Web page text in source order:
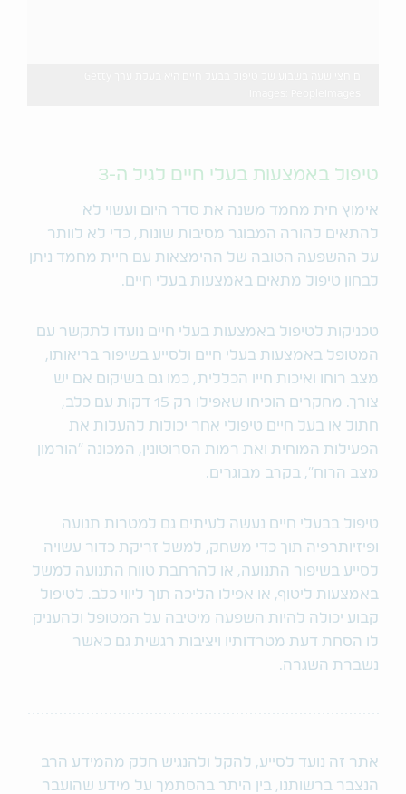
טיפול באמצעות בעלי חיים לגיל ה-3
אימוץ חית מחמד משנה את סדר היום ועשוי לא
להתאים להורה המבוגר מסיבות שונות, כדי לא לוותר
על ההשפעה הטובה של ההימצאות עם חיית מחמד ניתן
לבחון טיפול מתאים באמצעות בעלי חיים.
טכניקות לטיפול באמצעות בעלי חיים נועדו לתקשר עם
המטופל באמצעות בעלי חיים ולסייע בשיפור בריאותו,
מצב רוחו ואיכות חייו הכללית, כמו גם בשיקום אם יש
צורך. מחקרים הוכיחו שאפילו רק 15 דקות עם כלב,
חתול או בעל חיים טיפולי אחר יכולות להעלות את
הפעילות המוחית ואת רמות הסרוטונין, המכונה "הורמון
מצב הרוח", בקרב מבוגרים.
טיפול בבעלי חיים נעשה לעיתים גם למטרות תנועה
ופיזיותרפיה תוך כדי משחק, למשל זריקת כדור עשויה
לסייע בשיפור התנועה, או להרחבת טווח התנועה למשל
באמצעות ליטוף, או אפילו הליכה תוך ליווי כלב. לטיפול
קבוע יכולה להיות השפעה מיטיבה על המטופל ולהעניק
לו הסחת דעת מטרדותיו ויציבות רגשית גם כאשר
נשברת השגרה.
אתר זה נועד לסייע, להקל ולהנגיש חלק מהמידע הרב
הנצבר ברשותנו, בין היתר בהסתמך על מידע שהועבר